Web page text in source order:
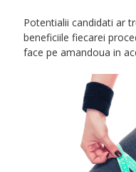
Potentialii candidati ar
beneficiile fiecarei
face pe amandoua in